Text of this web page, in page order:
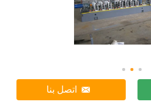
اتصل بنا